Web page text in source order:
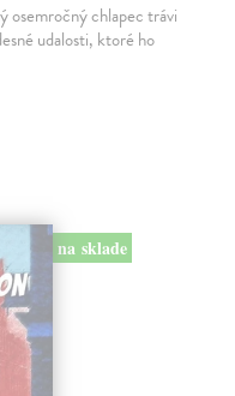
osemročný chlapec trávi
udalosti, ktoré ho
na sklade